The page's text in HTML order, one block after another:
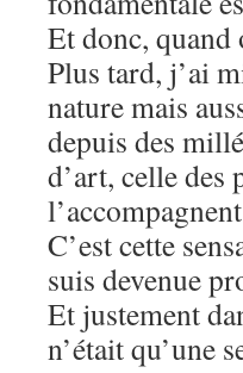
Et donc, quand
Plus tard, j’ai
nature mais
depuis des
d’art, celle des
C’est cette
suis devenue
Et justement
n’était qu’une